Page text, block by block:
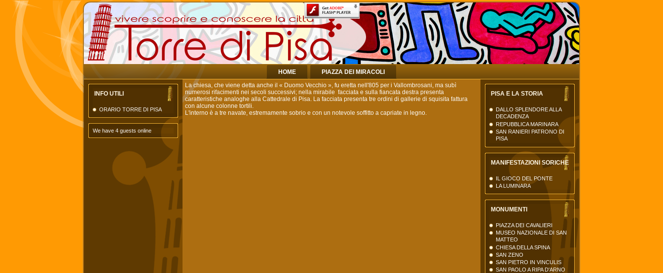
La Torre di Pisa
il nuovo portale della città
di Pisa
HOME PIAZZA DEI MIRACOLI
INFO UTILI
ORARIO TORRE DI PISA
We have 4 guests online
La chiesa, che viene detta anche il « Duomo Vecchio », fu eretta nell'805 per i Vallombrosani, ma subì
numerosi rifacimenti nei secoli successivi; nella mirabile facciata e sulla fiancata destra presenta
caratteristiche analoghe alla Cattedrale di Pisa. La facciata presenta tre ordini di gallerie di squisita fattura
con alcune colonne tortili.
L'interno è a tre navate, estremamente sobrio e con un notevole soffitto a capriate in legno.
PISA E LA STORIA
DALLO SPLENDORE ALLA
DECADENZA
REPUBBLICA MARINARA
SAN RANIERI PATRONO DI
PISA
MANIFESTAZIONI SORICHE
IL GIOCO DEL PONTE
LA LUMINARA
MONUMENTI
PIAZZA DEI CAVALIERI
MUSEO NAZIONALE DI SAN
MATTEO
CHIESA DELLA SPINA
SAN ZENO
SAN PIETRO IN VINCULIS
SAN PAOLO A RIPA D'ARNO